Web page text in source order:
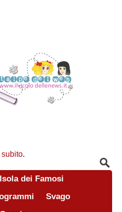
subito.
Isola dei Famosi
Svago